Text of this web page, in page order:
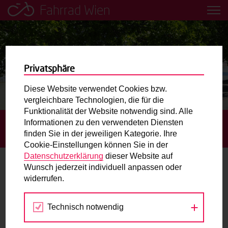
Fahrrad Wien
Leih dir einfach ein Transportfahrrad in deiner Nähe aus!
Mobilitätsbildung für Kinder und
Jugendliche
Radweg-Projektkarte
Routenplaner
Mit dem Fahrrad in Wien unterwegs? Hier finden Sie die
beste Route.
Wunschbox
Sie haben ein Anliegen zum Radverkehr? Schreiben Sie
STARTSEITE BLOG
VERENA: „RADFAHREN TUT MIR
EINFACH GUT“
Verena: „Radfahren tut mir einfach
gut“
Privatsphäre
Diese Website verwendet Cookies bzw.
vergleichbare Technologien, die für die
Funktionalität der Website notwendig sind. Alle
Informationen zu den verwendeten Diensten
finden Sie in der jeweiligen Kategorie. Ihre
Cookie-Einstellungen können Sie in der
Datenschutzerklärung dieser Website auf
Wunsch jederzeit individuell anpassen oder
widerrufen.
Technisch notwendig